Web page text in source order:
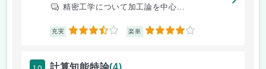
精密工学について加工論を中心...
充実 3.5 楽単 4